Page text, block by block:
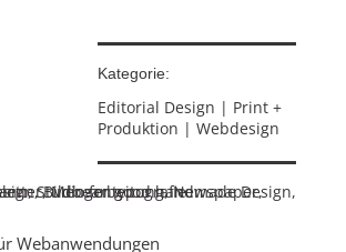
Kategorie:
Editorial Design | Print +
Produktion | Webdesign
Webanwendungen